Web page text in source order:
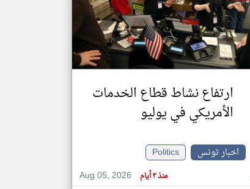
تغيير الدولة
مصادر الأخبار من تونس
أهم اخبار تونس العاجلة والمباشرة
ارتفاع نشاط قطاع الخدمات
الأمريكي في يوليو
اخبار تونس
Politics
Aug 05, 2026
منذ ٣ أيام
klyoum.com